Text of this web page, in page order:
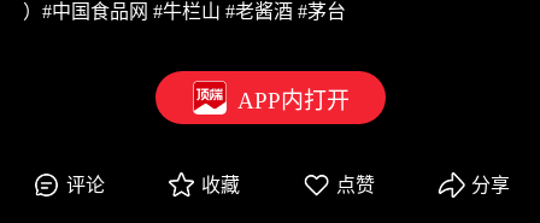
）#中国食品网 #牛栏山 #老酱酒 #茅台
评论 收藏 点赞 分享
APP内打开